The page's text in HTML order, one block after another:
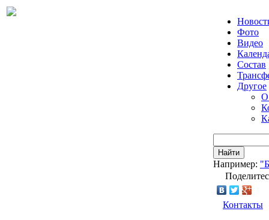
Фото
Видео
Состав
Другое
О
Найти
Например:
Контакты